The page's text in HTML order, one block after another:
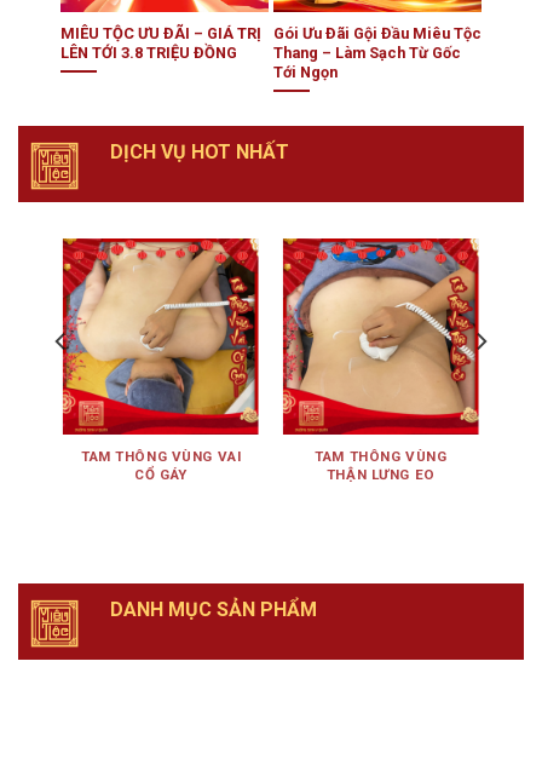
MIÊU TỘC ƯU ĐÃI – GIÁ TRỊ
LÊN TỚI 3.8 TRIỆU ĐỒNG
Gói Ưu Đãi Gội Đầu Miêu Tộc
Thang – Làm Sạch Từ Gốc
Tới Ngọn
DỊCH VỤ HOT NHẤT
TAM THÔNG VÙNG VAI
CỔ GÁY
TAM THÔNG VÙNG
THẬN LƯNG EO
DANH MỤC SẢN PHẨM